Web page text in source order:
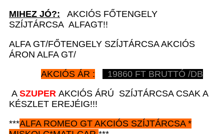
MIHEZ JÓ?: AKCIÓS FŐTENGELY
SZÍJTÁRCSA ALFAGT!!
ALFA GT/FŐTENGELY SZÍJTÁRCSA AKCIÓS
ÁRON ALFA GT/
AKCIÓS ÁR :
19860 FT BRUTTÓ /DB
A SZUPER AKCIÓS ÁRÚ SZÍJTÁRCSA CSAK A
KÉSZLET EREJÉIG!!!
***ALFA ROMEO GT AKCIÓS SZÍJTÁRCSA *